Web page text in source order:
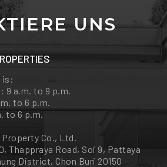
UNS
is:
9 a.m. to 9 p.m.
to 6 p.m.
to 6 p.m.
Co., Ltd.
Thappraya Road, Soi 9, Pattaya
District, Chon Buri 20150